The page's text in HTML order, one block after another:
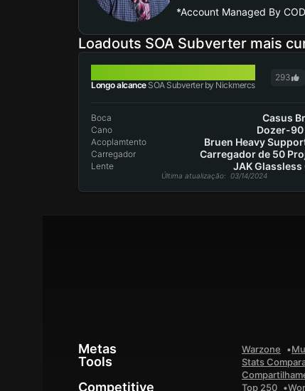
*Account Managed By
Loadouts SOA Subverter mais
Longo alcanceSOA Subverter by Nickmercs
293
Boca Casus
Cano Dozer-90
Acoplamtento Bruen Heavy
Carregador Carregador de 50
Lente JAK Glassless
Última atualização: 03/14/2024
Metas Warzone
Tools Stats
Competitive Top 250